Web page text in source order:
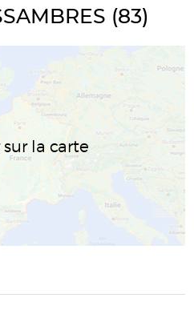
(83)
la carte